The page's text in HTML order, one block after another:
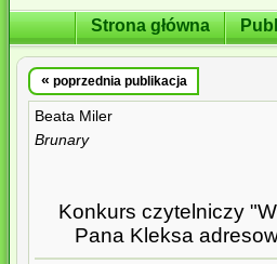
Strona główna
« poprzednia publikacja
Beata Miler
Brunary
Konkurs czytelniczy
Pana Kleksa